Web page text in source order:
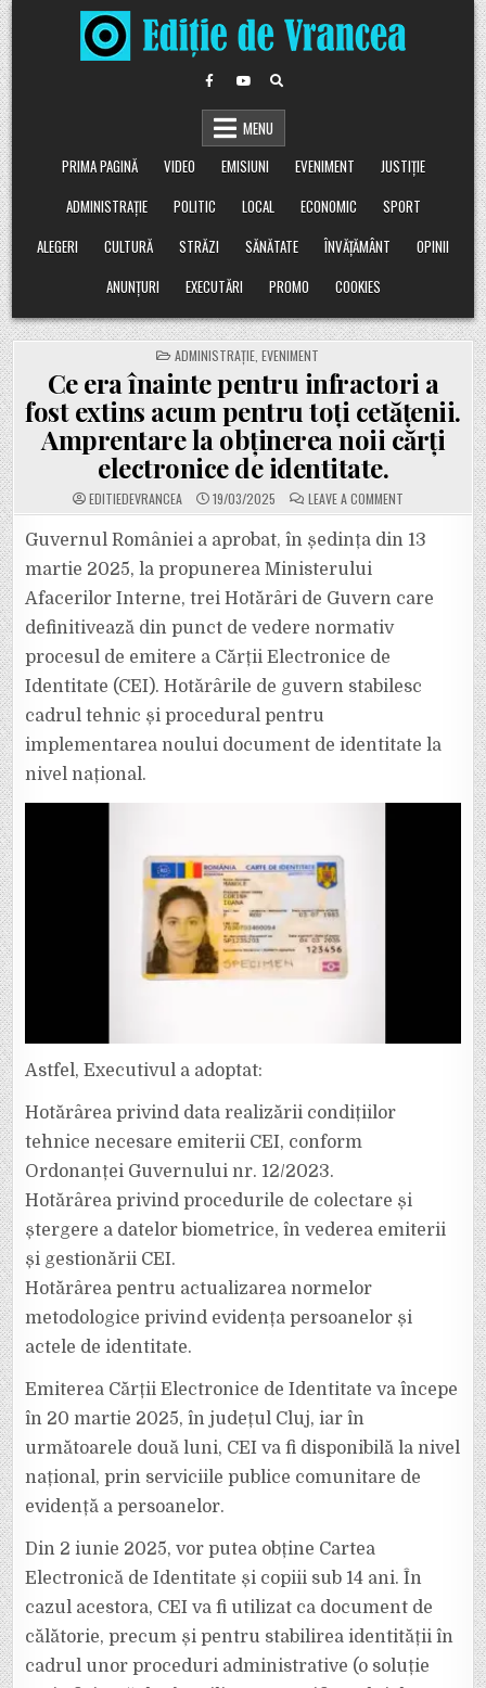
Skip
to
content
MENU
PRIMA PAGINĂ
VIDEO EMISIUNI EVENIMENT
JUSTIȚIE
ADMINISTRAȚIE
POLITIC LOCAL ECONOMIC
SPORT
ALEGERI
CULTURĂ STRĂZI SĂNĂTATE ÎNVĂȚĂMÂNT
OPINII
ANUNȚURI
EXECUTĂRI PROMO COOKIES
POSTED
IN
ADMINISTRAȚIE EVENIMENT
Ce era înainte pentru infractori a
fost extins acum pentru toți cetățenii.
Amprentare la obținerea noii cărți
electronice de identitate.
EDITIEDEVRANCEA 19/03/2025 LEAVE A COMMENTON
CE
ÎNAINTE
PENTRU
EXTINS
LA
OBȚINEREA
DE
Guvernul României a aprobat, în ședința din 13
martie 2025, la propunerea Ministerului
Afacerilor Interne, trei Hotărâri de Guvern care
definitivează din punct de vedere normativ
procesul de emitere a Cărții Electronice de
Identitate (CEI). Hotărârile de guvern stabilesc
cadrul tehnic și procedural pentru
implementarea noului document de identitate la
nivel național.
Astfel, Executivul a adoptat:
Hotărârea privind data realizării condițiilor
tehnice necesare emiterii CEI, conform
Ordonanței Guvernului nr. 12/2023.
Hotărârea privind procedurile de colectare și
ștergere a datelor biometrice, în vederea emiterii
și gestionării CEI.
Hotărârea pentru actualizarea normelor
metodologice privind evidența persoanelor și
actele de identitate.
Emiterea Cărții Electronice de Identitate va începe
în 20 martie 2025, în județul Cluj, iar în
următoarele două luni, CEI va fi disponibilă la nivel
național, prin serviciile publice comunitare de
evidență a persoanelor.
Din 2 iunie 2025, vor putea obține Cartea
Electronică de Identitate și copiii sub 14 ani. În
cazul acestora, CEI va fi utilizat ca document de
călătorie, precum și pentru stabilirea identității în
cadrul unor proceduri administrative (o soluție